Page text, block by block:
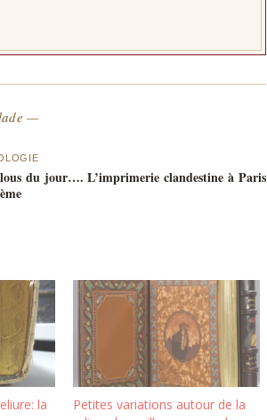
—
du jour…. L’imprimerie clandestine à Paris
la
Petites variations autour de la